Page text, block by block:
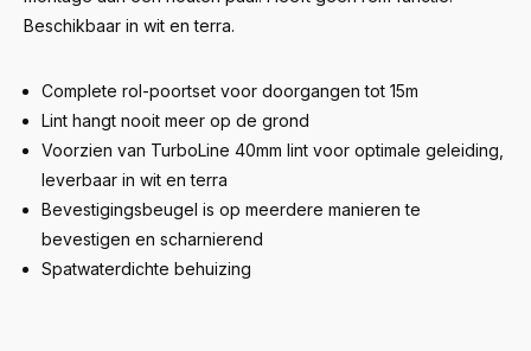
Beschikbaar in wit en terra.
Complete rol-poortset voor doorgangen tot 15m
Lint hangt nooit meer op de grond
Voorzien van TurboLine 40mm lint voor optimale geleiding,
leverbaar in wit en terra
Bevestigingsbeugel is op meerdere manieren te
bevestigen en scharnierend
Spatwaterdichte behuizing